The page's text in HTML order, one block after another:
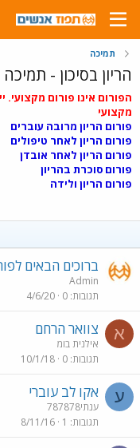
תמיכה
הריון בסיכון - תמיכה
הפורום אינו פורום מקצועי.
מקצועי
פורום הריון מרובה עוברים
פורום הריון לאחר טיפולים
פורום הריון לאחר אובדן
פורום סוכרת בהריון
פורום הריון ולידה
ברוכים הבאים
Admin
תגובות 0
4/6/20
א צוואר הרחם
אילנית בומ
תגובות 0
10/1/18
ע אקו לב עוברי
ענתי787878
תגובות 1
8/11/16